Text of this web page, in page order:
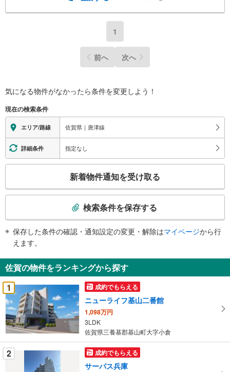
1
前へ 次へ
気になる物件がなかったら条件を変更しよう！
現在の検索条件
エリア/路線 佐賀県｜唐津線
詳細条件 指定なし
検
知
を
受
け
取
る
・
件
を
新着物件通知を受け取る
検索条件を保存する
保存した条件の確認・通知設定の変更・解除はマイページから行
えます。
佐賀の物件をランキングから探す
1
成約でもらえる
ニューライフ基山二番館
1,098万円
3LDK
佐賀県三養基郡基山町大字小倉
2 成約でもらえる
サーパス兵庫